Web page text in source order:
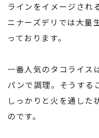
ラインをイメージされ
ニナーズデリでは大量
っております。
一番人気のタコライス
パンで調理。そうする
しっかりと火を通した
のです。